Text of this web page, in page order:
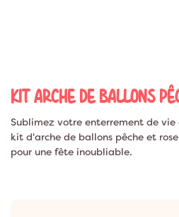
KIT ARCHE DE BALLONS
Sublimez votre enterrement de
kit d'arche de ballons pêche et
pour une fête inoubliable.